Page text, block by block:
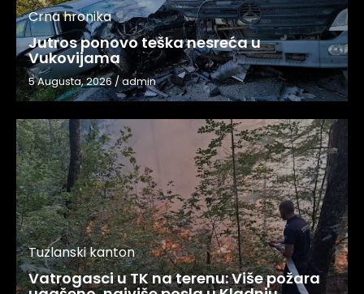
Crna hronika
Jutros ponovo teška nesreća u
Vukovijama
5 Augusta, 2026/admin
Tuzlanski kanton
Vatrogasci u TK na terenu: Više požara